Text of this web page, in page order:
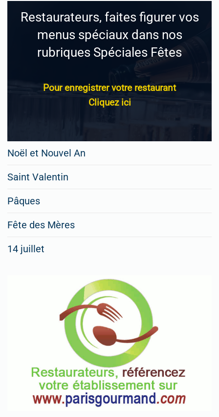
Restaurateurs, faites figurer vos
menus spéciaux dans nos
rubriques Spéciales Fêtes
Pour enregistrer votre restaurant
Cliquez ici
Noël et Nouvel An
Saint Valentin
Pâques
Fête des Mères
14 juillet